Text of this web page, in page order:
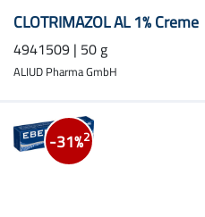
CLOTRIMAZOL AL 1% Creme
4941509 | 50 g
ALIUD Pharma GmbH
-31%2